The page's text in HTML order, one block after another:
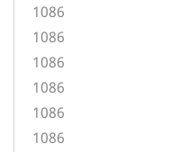
1086
1086
1086
1086
1086
1086